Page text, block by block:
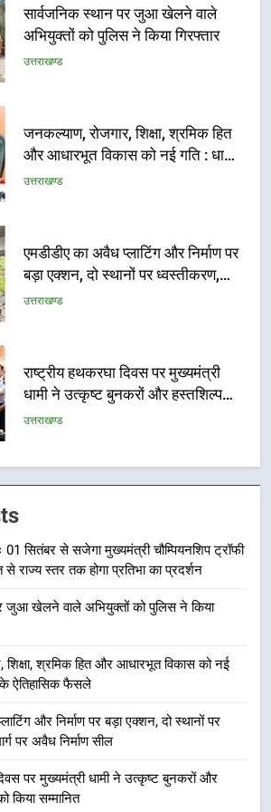
जनकल्याण, रोजगार, शिक्षा, श्रमिक हित
और आधारभूत विकास को नई गति : धामी
कैबिनेट के ऐतिहासिक फैसले
एमडीडीए का अवैध प्लाटिंग और निर्माण पर
बड़ा एक्शन, दो स्थानों पर ध्वस्तीकरण,
मसूरी मार्ग पर अवैध निर्माण सील
राष्ट्रीय हथकरघा दिवस पर मुख्यमंत्री
धामी ने उत्कृष्ट बुनकरों और हस्तशिल्प
कारीगरों को किया सम्मानित
उत्तराखंड कांग्रेस में बड़ा संगठनात्मक
फेरबदल, नई कार्यकारिणी और समितियों
का गठन
वाले महीनों में हजारों पदों पर की जाएगी
भर्ती
उत्तराखण्ड
का डीएम ने किया निरीक्षण; समयबद्ध एवं
गुणवत्तापूर्ण निर्माण सुनिश्चित करने के
निर्देश, सुरक्षा मानकों से कोई समझौता
नहींः डीएम
उत्तराखण्ड
खेल महाकुंभ 2026ः 01 सितंबर से सजेगा
न्याय पंचायत से राज्य स्तर तक होगा
प्रतिभा का प्रदर्शन
उत्तराखण्ड
सितंबर से सजेगा मुख्यमंत्री चौम्पियनशिप ट्रॉफी
से राज्य स्तर तक होगा प्रतिभा का प्रदर्शन
जुआ खेलने वाले अभियुक्तों को पुलिस ने किया
शिक्षा, श्रमिक हित और आधारभूत विकास को नई
के ऐतिहासिक फैसले
और निर्माण पर बड़ा एक्शन, दो स्थानों पर
पर अवैध निर्माण सील
पर मुख्यमंत्री धामी ने उत्कृष्ट बुनकरों और
किया सम्मानित